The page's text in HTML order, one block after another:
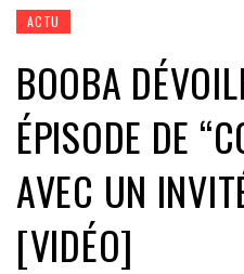
ACTU
BOOBA
ÉPISODE DE
AVEC UN
[VIDÉO]